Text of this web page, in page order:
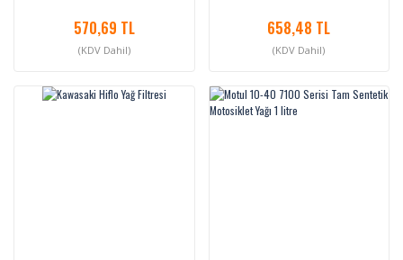
570,69 TL
(KDV Dahil)
658,48 TL
(KDV Dahil)